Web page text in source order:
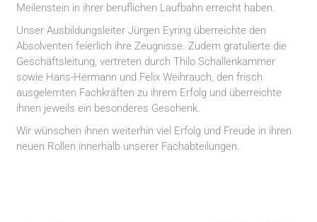
Meilenstein in ihrer beruflichen Laufbahn erreicht haben.
Unser Ausbildungsleiter Jürgen Eyring überreichte den
Absolventen feierlich ihre Zeugnisse. Zudem gratulierte die
Geschäftsleitung, vertreten durch Thilo Schallenkammer
sowie Hans-Hermann und Felix Weihrauch, den frisch
ausgelernten Fachkräften zu ihrem Erfolg und überreichte
ihnen jeweils ein besonderes Geschenk.
Wir wünschen ihnen weiterhin viel Erfolg und Freude in ihren
neuen Rollen innerhalb unserer Fachabteilungen.